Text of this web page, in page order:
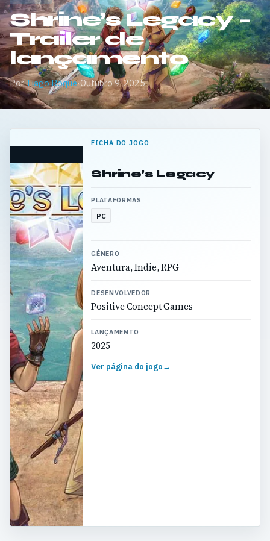
Shrine’s Legacy –
Trailer de
lançamento
PorTiago Roque·Outubro 9, 2025
FICHA DO JOGO
Shrine’s Legacy
PLATAFORMAS
PC
GÉNERO
Aventura, Indie, RPG
DESENVOLVEDOR
Positive Concept Games
LANÇAMENTO
2025
Ver página do jogo→